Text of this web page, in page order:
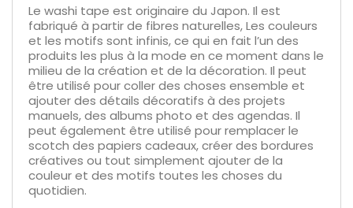
Le washi tape est originaire du Japon. Il est
fabriqué à partir de fibres naturelles, Les couleurs
et les motifs sont infinis, ce qui en fait l’un des
produits les plus à la mode en ce moment dans le
milieu de la création et de la décoration. Il peut
être utilisé pour coller des choses ensemble et
ajouter des détails décoratifs à des projets
manuels, des albums photo et des agendas. Il
peut également être utilisé pour remplacer le
scotch des papiers cadeaux, créer des bordures
créatives ou tout simplement ajouter de la
couleur et des motifs toutes les choses du
quotidien.